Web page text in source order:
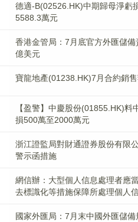
德適-B(02526.HK)中期歸母淨虧
5588.3萬元
香港金管局：7月底官方外匯儲備
億美元
寶龍地產(01238.HK)7月合約銷
【盈警】中慶股份(01855.HK)料
損500萬至2000萬元
浙江證監局對財通證券股份有限
警示函措施
網信辦：大型個人信息處理者應當
去標識化等措施保障所處理個人
國家外匯局：7月末中國外匯儲